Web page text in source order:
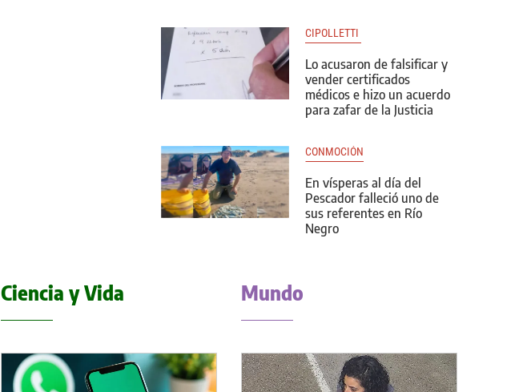
CIPOLLETTI
Lo acusaron de falsificar y
vender certificados
médicos e hizo un acuerdo
para zafar de la Justicia
CONMOCIÓN
En vísperas al día del
Pescador falleció uno de
sus referentes en Río
Negro
Ciencia y Vida Mundo